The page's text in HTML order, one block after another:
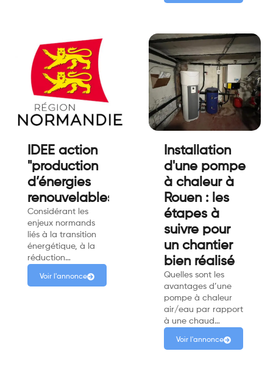
IDEE action
"production
d’énergies
renouvelables"
Considérant les
enjeux normands
liés à la transition
énergétique, à la
réduction…
Voir l'annonce
Installation
d'une pompe
à chaleur à
Rouen : les
étapes à
suivre pour
un chantier
bien réalisé
Quelles sont les
avantages d’une
pompe à chaleur
air/eau par rapport
à une chaud…
Voir l'annonce